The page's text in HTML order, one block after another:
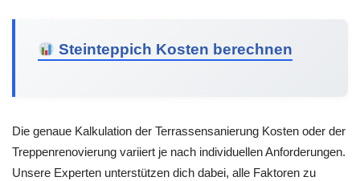
Steinteppich Kosten berechnen
Die genaue Kalkulation der Terrassensanierung Kosten oder der
Treppenrenovierung variiert je nach individuellen Anforderungen.
Unsere Experten unterstützen dich dabei, alle Faktoren zu